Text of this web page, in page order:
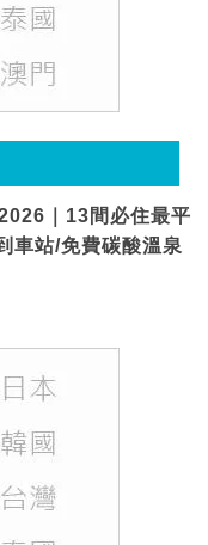
｜13間必住最平
車站/免費碳酸溫泉